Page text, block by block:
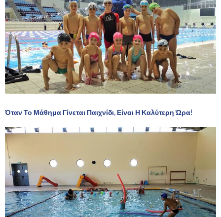
Όταν Το Μάθημα Γίνεται Παιχνίδι, Είναι Η Καλύτερη Ώρα!